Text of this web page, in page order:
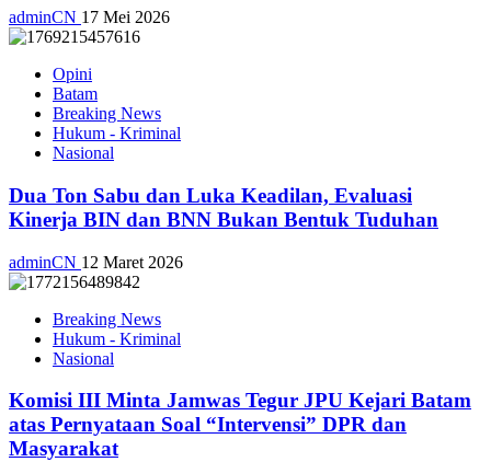
adminCN 17 Mei 2026
Opini
Batam
Breaking News
Hukum - Kriminal
Nasional
Dua Ton Sabu dan Luka Keadilan, Evaluasi
Kinerja BIN dan BNN Bukan Bentuk Tuduhan
adminCN 12 Maret 2026
Breaking News
Hukum - Kriminal
Nasional
Komisi III Minta Jamwas Tegur JPU Kejari Batam
atas Pernyataan Soal “Intervensi” DPR dan
Masyarakat